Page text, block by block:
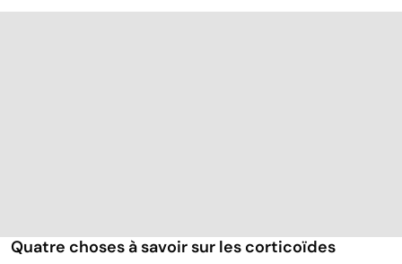
Quatre choses à savoir sur les corticoïdes